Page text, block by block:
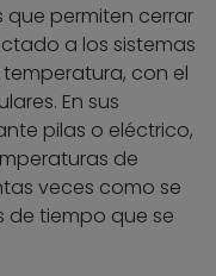
que permiten cerrar
a los sistemas
con el
En sus
pilas o eléctrico,
de
veces como se
de tiempo que se